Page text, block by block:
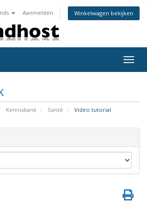
Aanmelden Winkelwagen bekijken
Kennisbank Santé Video tutorial